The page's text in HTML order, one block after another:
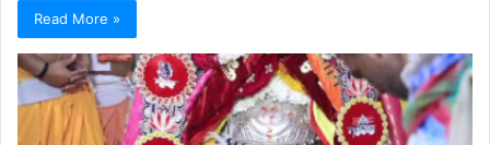
Read More »